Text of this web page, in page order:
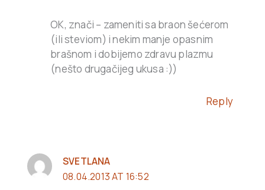
OK, znači – zameniti sa braon šećerom
(ili steviom) i nekim manje opasnim
brašnom i dobijemo zdravu plazmu
(nešto drugačijeg ukusa :))
Reply
SVETLANA
08.04.2013 AT 16:52